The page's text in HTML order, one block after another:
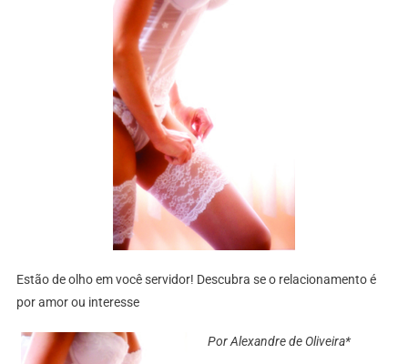
Estão de olho em você servidor! Descubra se o relacionamento é
por amor ou interesse
Por Alexandre de Oliveira*